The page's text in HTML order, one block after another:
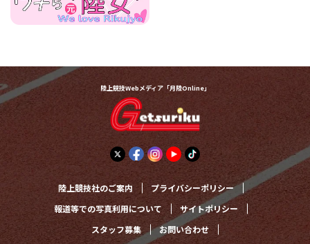
陸上競技Webメディア「月陸Online」
陸上競技社のご案内 プライバシーポリシー
報道等での写真利用について サイトポリシー
スタッフ募集 お問い合わせ